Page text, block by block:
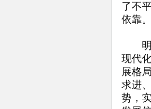
了不
依靠
明年
现代
展格
求进
势，